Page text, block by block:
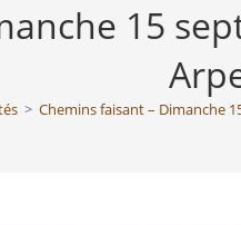
15
> Chemins faisant – Dimanche